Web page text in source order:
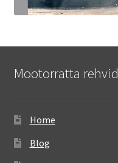
Mootorratta rehvid
Home
Blog